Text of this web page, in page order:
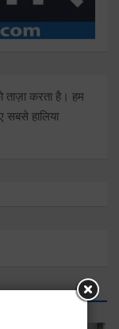
ताज़ा करता है। हम
हालिया